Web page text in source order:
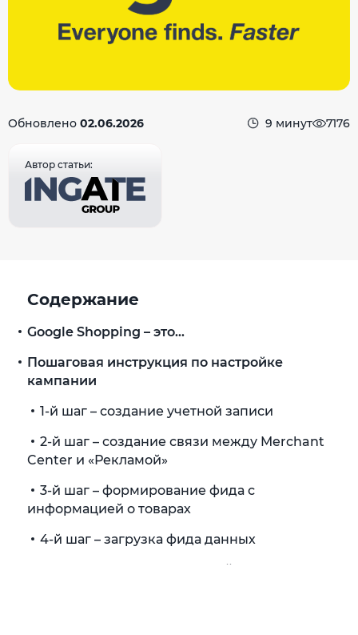
Обновлено 02.06.2026 9 минут 7176
Автор статьи:
Содержание
Google Shopping – это…
Пошаговая инструкция по настройке
кампании
1-й шаг – создание учетной записи
2-й шаг – создание связи между Merchant
Center и «Рекламой»
3-й шаг – формирование фида с
информацией о товарах
4-й шаг – загрузка фида данных